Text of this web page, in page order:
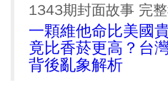
1343期封面故事 完整
一顆維他命比美國
竟比香菸更高？台
背後亂象解析